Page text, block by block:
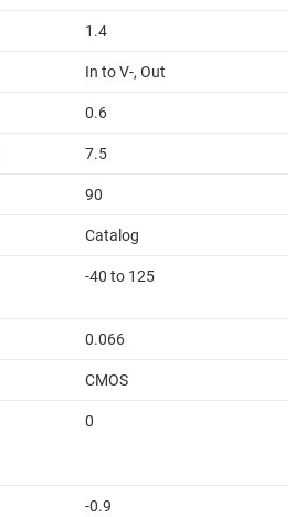
1.4
In to V-, Out
0.6
7.5
90
Catalog
-40 to 125
0.066
CMOS
0
-0.9